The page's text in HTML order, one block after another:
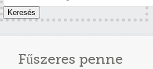
Keresés
Fűszeres penne